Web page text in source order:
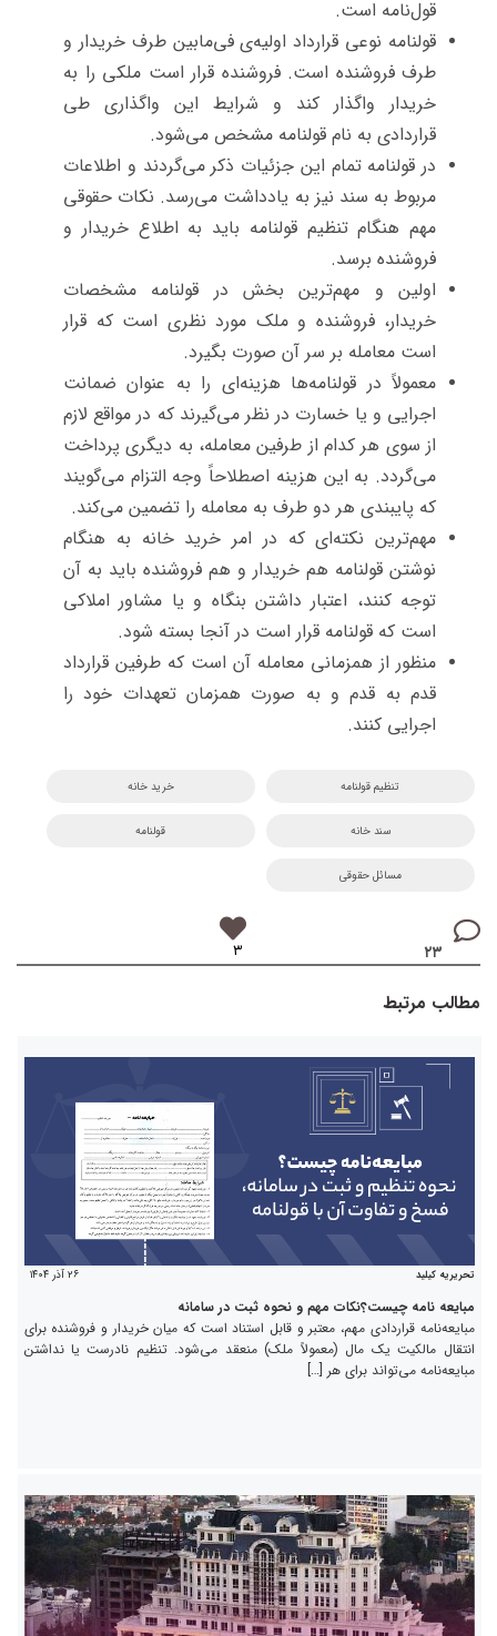
قول‌نامه است.
قولنامه نوعی قرارداد اولیه‌ی فی‌مابین طرف خریدار و
طرف فروشنده است. فروشنده قرار است ملکی را به
خریدار واگذار کند و شرایط این واگذاری طی
قراردادی به نام قولنامه مشخص می‌شود.
در قولنامه تمام این جزئیات ذکر می‌گردند و اطلاعات
مربوط به سند نیز به یادداشت می‌رسد. نکات حقوقی
مهم هنگام تنظیم قولنامه باید به اطلاع خریدار و
فروشنده برسد.
اولین و مهم‌ترین بخش در قولنامه مشخصات
خریدار، فروشنده و ملک مورد نظری است که قرار
است معامله بر سر آن صورت بگیرد.
معمولاً در قولنامه‌ها هزینه‌ای را به عنوان ضمانت
اجرایی و یا خسارت در نظر می‌گیرند که در مواقع لازم
از سوی هر کدام از طرفین معامله، به دیگری پرداخت
می‌گردد. به این هزینه اصطلاحاً وجه التزام می‌گویند
که پایبندی هر دو طرف به معامله را تضمین می‌کند.
مهم‌ترین نکته‌ای که در امر خرید خانه به هنگام
نوشتن قولنامه هم خریدار و هم فروشنده باید به آن
توجه کنند، اعتبار داشتن بنگاه و یا مشاور املاکی
است که قولنامه قرار است در آنجا بسته شود.
منظور از همزمانی معامله آن است که طرفین قرارداد
قدم به قدم و به صورت همزمان تعهدات خود را
اجرایی کنند.
تنظیم قولنامه خرید خانه
سند خانه قولنامه
مسائل حقوقی
۲۳ ۳
مطالب مرتبط
تحریریه کیلید ۲۶ آذر ۱۴۰۴
مبایعه نامه چیست؟نکات مهم و نحوه ثبت در سامانه
مبایعه‌نامه قراردادی مهم، معتبر و قابل استناد است که میان خریدار و فروشنده برای
انتقال مالکیت یک مال (معمولاً ملک) منعقد می‌شود. تنظیم نادرست یا نداشتن
مبایعه‌نامه می‌تواند برای هر […]